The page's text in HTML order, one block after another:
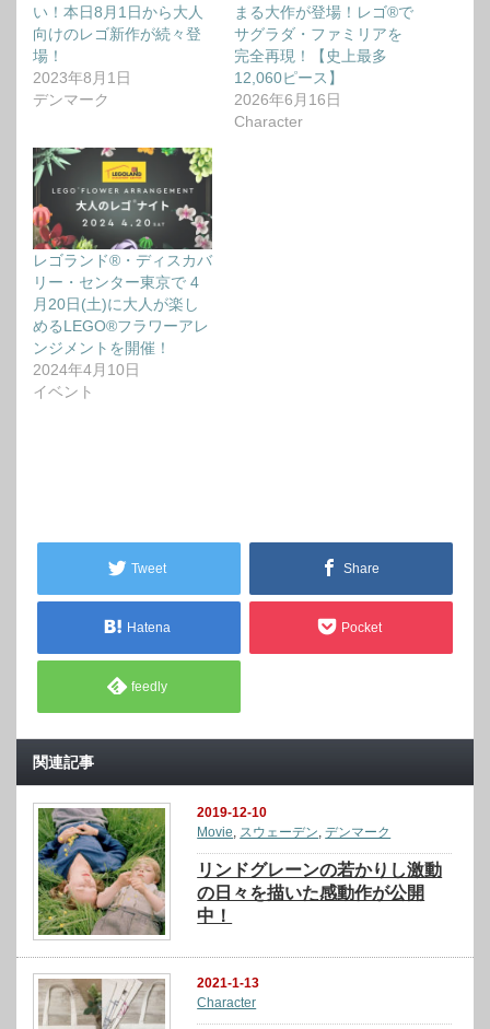
い！本日8月1日から大人
向けのレゴ新作が続々登
場！
2023年8月1日
デンマーク
まる大作が登場！レゴ®で
サグラダ・ファミリアを
完全再現！【史上最多
12,060ピース】
2026年6月16日
Character
レゴランド®・ディスカバ
リー・センター東京で 4
月20日(土)に大人が楽し
めるLEGO®フラワーアレ
ンジメントを開催！
2024年4月10日
イベント
Tweet Share
Hatena Pocket
feedly
関連記事
2019-12-10
Movie, スウェーデン,デンマーク
リンドグレーンの若かりし激動
の日々を描いた感動作が公開
中！
2021-1-13
Character